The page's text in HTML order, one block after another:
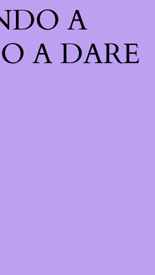
A
A DARE